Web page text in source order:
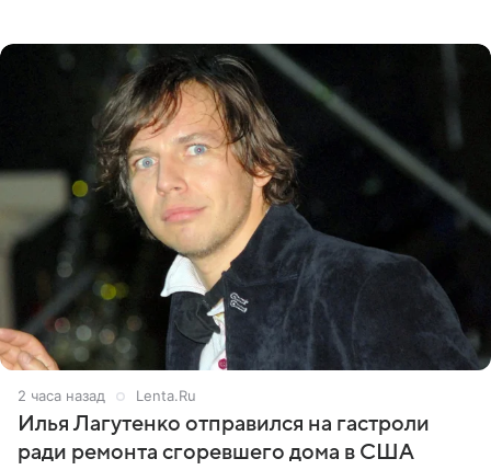
2 часа назад Lenta.Ru
Илья Лагутенко отправился на гастроли
ради ремонта сгоревшего дома в США